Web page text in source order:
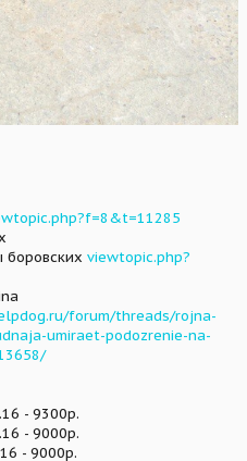
боровских viewtopic.php?
forum/threads/rojna-
umiraet-podozrenie-na-
- 9300р.
- 9000р.
- 9000р.